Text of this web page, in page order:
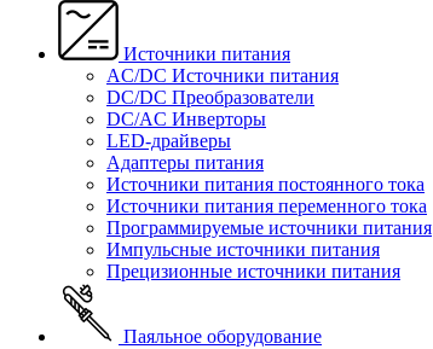
Источники питания
AC/DC Источники питания
DC/DC Преобразователи
DC/AC Инверторы
LED-драйверы
Адаптеры питания
Источники питания постоянного тока
Источники питания переменного тока
Программируемые источники питания
Импульсные источники питания
Прецизионные источники питания
Паяльное оборудование